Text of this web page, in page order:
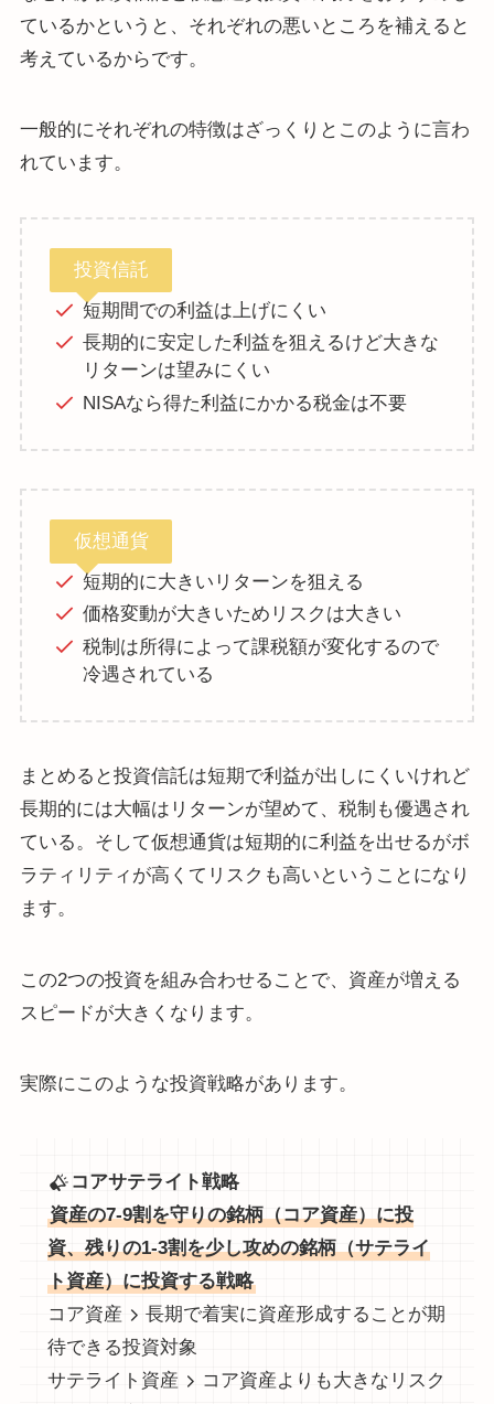
ているかというと、それぞれの悪いところを補えると
考えているからです。
一般的にそれぞれの特徴はざっくりとこのように言わ
れています。
投資信託
短期間での利益は上げにくい
長期的に安定した利益を狙えるけど大きな
リターンは望みにくい
NISAなら得た利益にかかる税金は不要
仮想通貨
短期的に大きいリターンを狙える
価格変動が大きいためリスクは大きい
税制は所得によって課税額が変化するので
冷遇されている
まとめると投資信託は短期で利益が出しにくいけれど
長期的には大幅はリターンが望めて、税制も優遇され
ている。そして仮想通貨は短期的に利益を出せるがボ
ラティリティが高くてリスクも高いということになり
ます。
この2つの投資を組み合わせることで、資産が増える
スピードが大きくなります。
実際にこのような投資戦略があります。
コアサテライト戦略
資産の7-9割を守りの銘柄（コア資産）に投
資、残りの1-3割を少し攻めの銘柄（サテライ
ト資産）に投資する戦略
コア資産
長期で着実に資産形成することが期
待できる投資対象
サテライト資産
コア資産よりも大きなリスク